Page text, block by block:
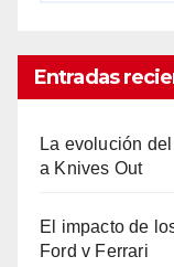
Entradas
La evolución
a Knives Out
El impacto de
Ford v Ferrari